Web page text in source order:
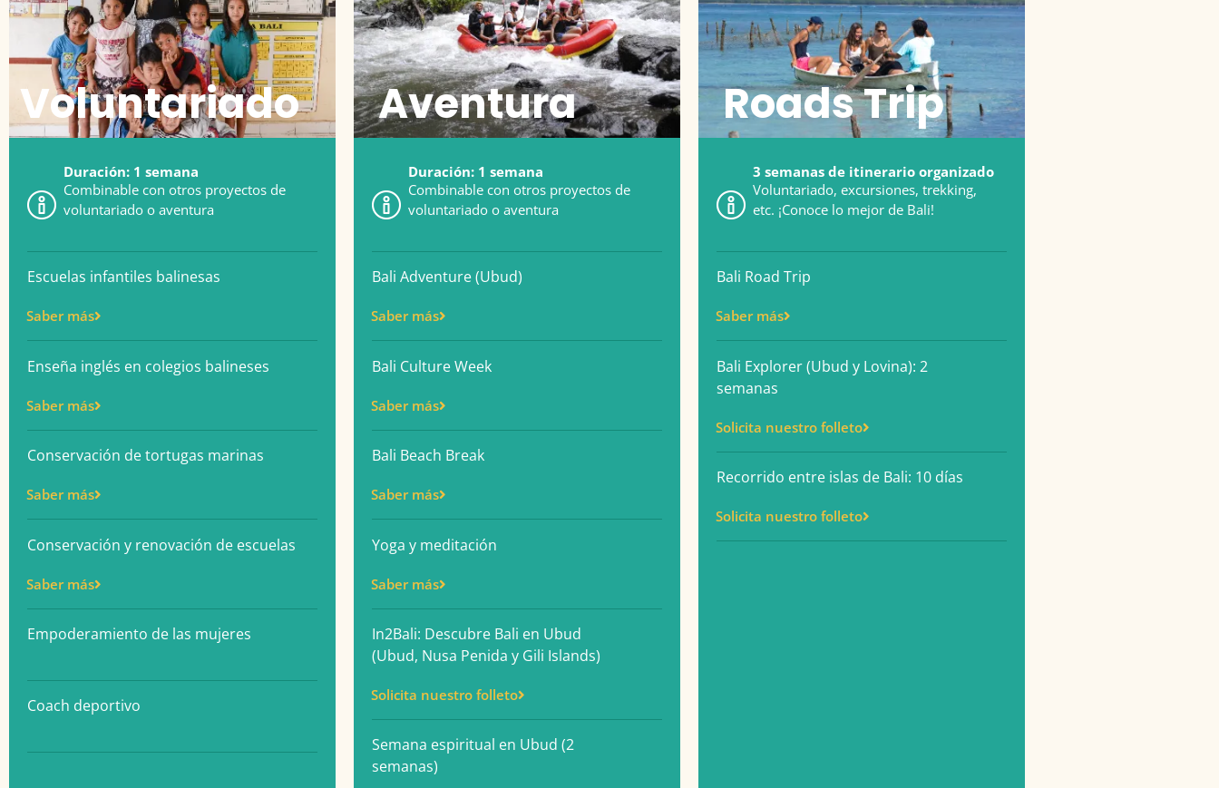
Voluntariado
Duración: 1 semana
Combinable con otros proyectos de
voluntariado o aventura
Escuelas infantiles balinesas
Saber más
Enseña inglés en colegios balineses
Saber más
Conservación de tortugas marinas
Saber más
Conservación y renovación de escuelas
Saber más
Empoderamiento de las mujeres
Coach deportivo
Aventura
Duración: 1 semana
Combinable con otros proyectos de
voluntariado o aventura
Bali Adventure (Ubud)
Saber más
Bali Culture Week
Saber más
Bali Beach Break
Saber más
Yoga y meditación
Saber más
In2Bali: Descubre Bali en Ubud
(Ubud, Nusa Penida y Gili Islands)
Solicita nuestro folleto
Semana espiritual en Ubud (2
semanas)
Roads Trip
3 semanas de itinerario organizado
Voluntariado, excursiones, trekking,
etc. ¡Conoce lo mejor de Bali!
Bali Road Trip
Saber más
Bali Explorer (Ubud y Lovina): 2
semanas
Solicita nuestro folleto
Recorrido entre islas de Bali: 10 días
Solicita nuestro folleto